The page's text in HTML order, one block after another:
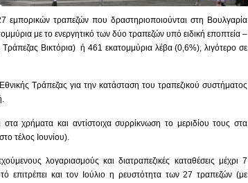
εμπορικών τραπεζών που δραστηριοποιούνται στη Βουλγαρία
με το ενεργητικό των δύο τραπεζών υπό ειδική εποπτεία –
Βικτόρια) ή 461 εκατομμύρια λέβα (0,6%), λιγότερο σε
Τράπεζας για την κατάσταση του τραπεζικού συστήματος
χρήματα και αντίστοιχα συρρίκνωση το μεριδίου τους στα
τέλος Ιουνίου).
λογαριασμούς και διατραπεζικές καταθέσεις μέχρι 7
επιτρέπει και τον Ιούλιο η ρευστότητα των 27 τραπεζών (με